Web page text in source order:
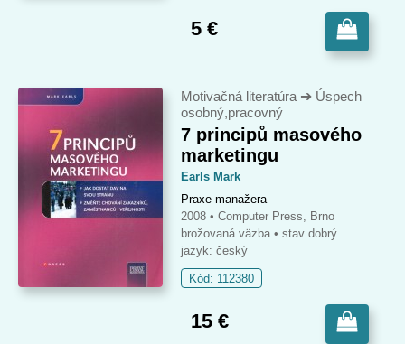
5 €
Motivačná literatúra ➔ Úspech
osobný,pracovný
7 principů masového
marketingu
Earls Mark
Praxe manažera
2008 • Computer Press, Brno
brožovaná väzba • stav dobrý
jazyk: český
Kód: 112380
15 €